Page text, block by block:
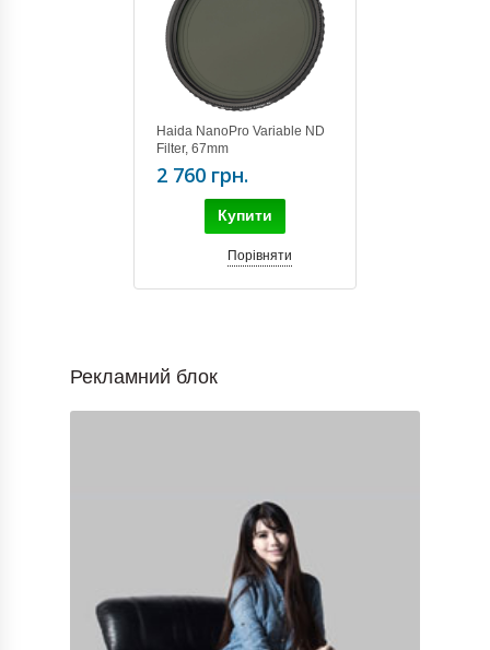
Haida NanoPro Variable ND
Filter, 67mm
2 760 грн.
Купити
Порівняти
Рекламний блок